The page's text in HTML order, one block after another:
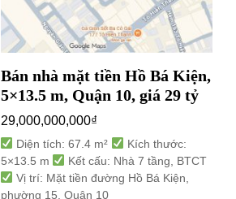
Bán nhà mặt tiền Hồ Bá Kiện,
5×13.5 m, Quận 10, giá 29 tỷ
29,000,000,000₫
Diện tích: 67.4 m²
Kích thước:
5×13.5 m
Kết cấu: Nhà 7 tầng, BTCT
Vị trí: Mặt tiền đường Hồ Bá Kiện,
phường 15, Quận 10